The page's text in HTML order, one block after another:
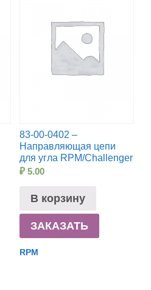
83-00-0402 –
Направляющая цепи
для угла RPM/Challenger
₽5.00
В корзину
ЗАКАЗАТЬ
RPM